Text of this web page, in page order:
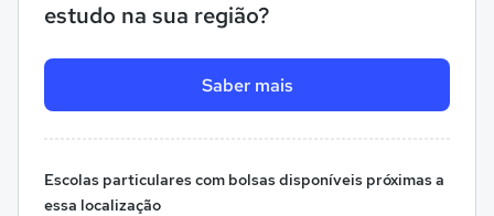
estudo na sua região?
Saber mais
Escolas particulares com bolsas disponíveis próximas a
essa localização